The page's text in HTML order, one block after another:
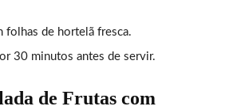
folhas de hortelã fresca.
30 minutos antes de servir.
de Frutas com